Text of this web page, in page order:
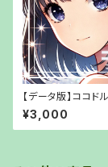
【データ版】ココド
の未来篇〜【URLで
¥3,000